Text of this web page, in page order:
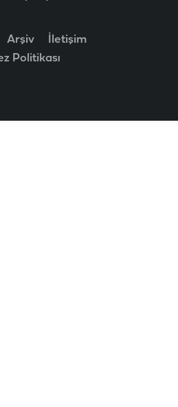
Arşiv
İletişim
Politikası